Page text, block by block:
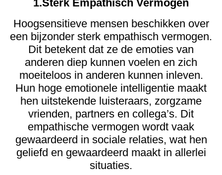
1.Sterk Empathisch Vermogen
Hoogsensitieve mensen beschikken over
een bijzonder sterk empathisch vermogen.
Dit betekent dat ze de emoties van
anderen diep kunnen voelen en zich
moeiteloos in anderen kunnen inleven.
Hun hoge emotionele intelligentie maakt
hen uitstekende luisteraars, zorgzame
vrienden, partners en collega’s. Dit
empathische vermogen wordt vaak
gewaardeerd in sociale relaties, wat hen
geliefd en gewaardeerd maakt in allerlei
situaties.